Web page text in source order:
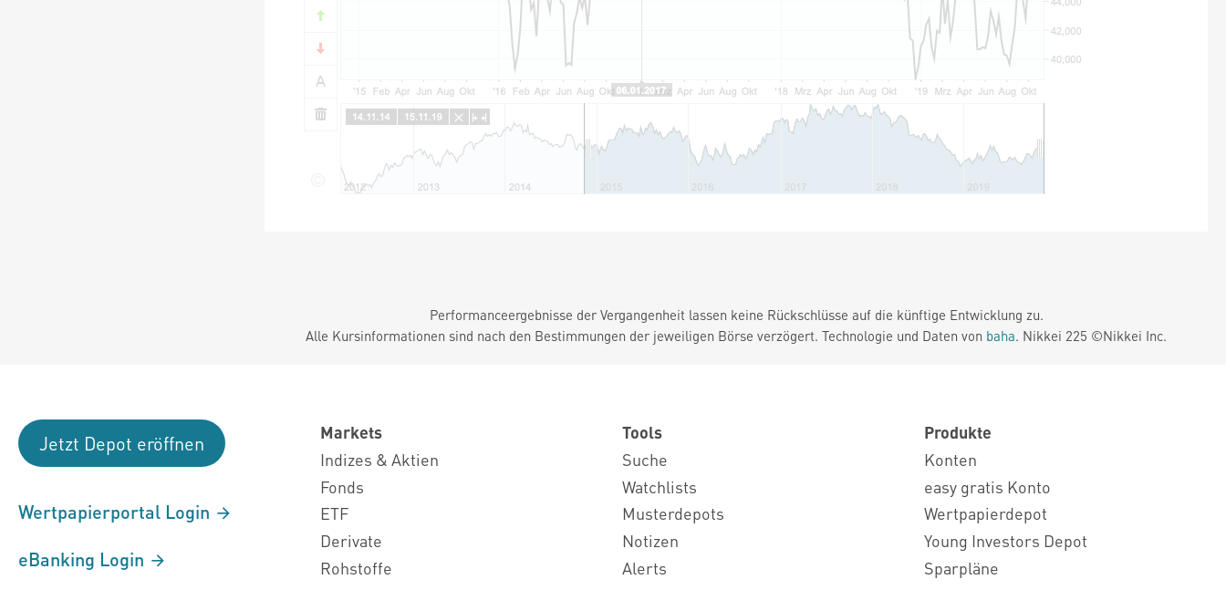
Performanceergebnisse der Vergangenheit lassen keine Rückschlüsse auf die künftige Entwicklung zu.
Alle Kursinformationen sind nach den Bestimmungen der jeweiligen Börse verzögert. Technologie und Daten von baha. Nikkei 225 ©Nikkei Inc.
Jetzt Depot eröffnen
Wertpapierportal Login
eBanking Login
Markets
Indizes & Aktien
Fonds
ETF
Derivate
Rohstoffe
Tools
Suche
Watchlists
Musterdepots
Notizen
Alerts
Produkte
Konten
easy gratis Konto
Wertpapierdepot
Young Investors Depot
Sparpläne